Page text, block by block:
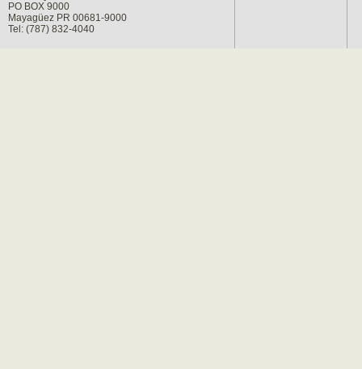
PO BOX 9000
Mayagüez PR 00681-9000
Tel: (787) 832-4040